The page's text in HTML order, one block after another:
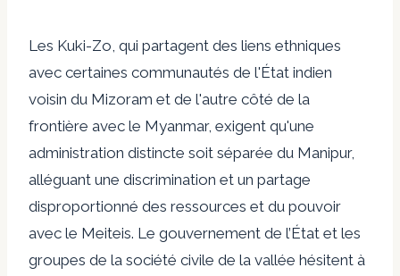
Les Kuki-Zo, qui partagent des liens ethniques
avec certaines communautés de l'État indien
voisin du Mizoram et de l'autre côté de la
frontière avec le Myanmar, exigent qu'une
administration distincte soit séparée du Manipur,
alléguant une discrimination et un partage
disproportionné des ressources et du pouvoir
avec le Meiteis. Le gouvernement de l’État et les
groupes de la société civile de la vallée hésitent à